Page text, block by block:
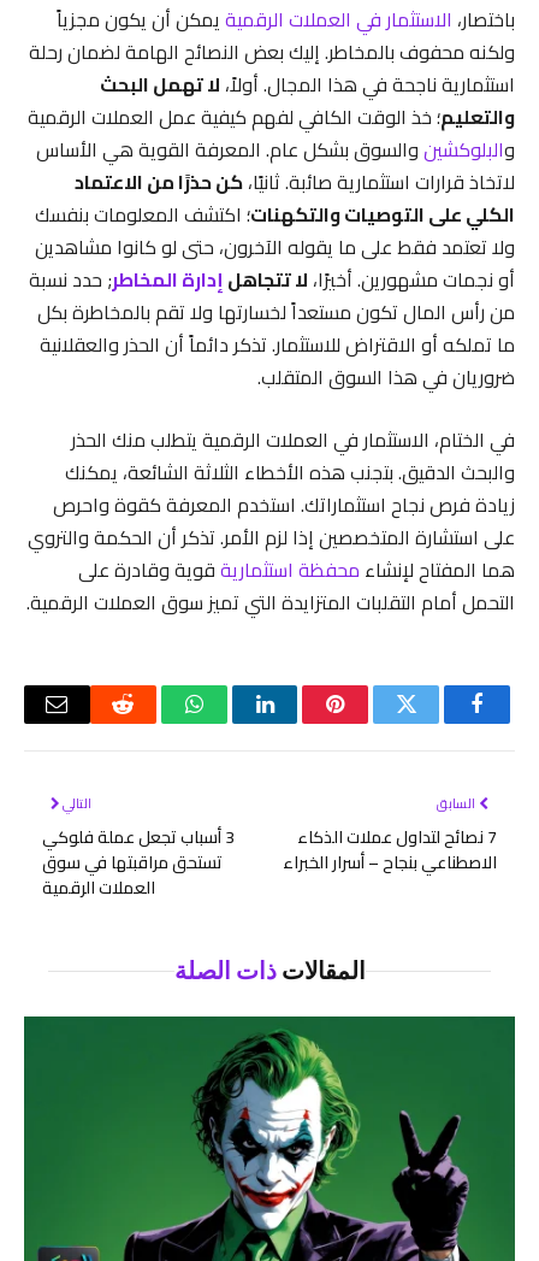
باختصار، الاستثمار في العملات الرقميةيمكن أن يكون مجزياً
ولكنه محفوف بالمخاطر. إليك بعض النصائح الهامة لضمان رحلة
استثمارية ناجحة في هذا المجال. أولاً، لا تهمل البحث
والتعليم؛ خذ الوقت الكافي لفهم كيفية عمل العملات الرقمية
والبلوكشينوالسوق بشكل عام. المعرفة القوية هي الأساس
لاتخاذ قرارات استثمارية صائبة. ثانيًا،كن حذرًا من الاعتماد
الكلي على التوصيات والتكهنات؛ اكتشف المعلومات بنفسك
ولا تعتمد فقط على ما يقوله الآخرون، حتى لو كانوا مشاهدين
أو نجمات مشهورين. أخيرًا، لا تتجاهلإدارة المخاطر; حدد نسبة
من رأس المال تكون مستعداً لخسارتها ولا تقم بالمخاطرة بكل
ما تملكه أو الاقتراض للاستثمار. تذكر دائماً أن الحذر والعقلانية
ضروريان في هذا السوق المتقلب.
في الختام، الاستثمار في العملات الرقمية يتطلب منك الحذر
والبحث الدقيق. بتجنب هذه الأخطاء الثلاثة الشائعة، يمكنك
زيادة فرص نجاح استثماراتك. استخدم المعرفة كقوة واحرص
على استشارة المتخصصين إذا لزم الأمر. تذكر أن الحكمة والتروي
هما المفتاح لإنشاء محفظة استثماريةقوية وقادرة على
التحمل أمام التقلبات المتزايدة التي تميز سوق العملات الرقمية.
فيسبوكتويتر بينتيريستلينكدإن واتسابرديت
البريد
السابق
7 نصائح لتداول عملات الذكاء
الاصطناعي بنجاح – أسرار الخبراء
التالي
3 أسباب تجعل عملة فلوكي
تستحق مراقبتها في سوق
العملات الرقمية
المقالاتذات الصلة